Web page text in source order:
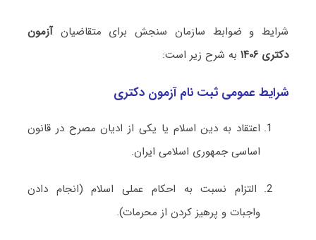
شرایط و ضوابط سازمان سنجش برای متقاضیان آزمون
دکتری ۱۴۰۶
به شرح زیر است:
شرایط عمومی ثبت نام آزمون دکتری
اعتقاد به دین اسلام یا یکی از ادیان مصرح در قانون
اساسی جمهوری اسلامی ایران.
التزام نسبت به احکام عملی اسلام (انجام دادن
واجبات و پرهیز کردن از محرمات).